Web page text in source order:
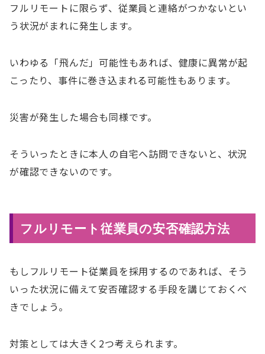
フルリモートに限らず、従業員と連絡がつかないとい
う状況がまれに発生します。
いわゆる「飛んだ」可能性もあれば、健康に異常が起
こったり、事件に巻き込まれる可能性もあります。
災害が発生した場合も同様です。
そういったときに本人の自宅へ訪問できないと、状況
が確認できないのです。
フルリモート従業員の安否確認方法
もし フルリモート従業員を採用するのであれば、 そう
いった状況に備えて安否確認する手段を講じておくべ
きでしょう。
対策としては大きく2つ考えられます。